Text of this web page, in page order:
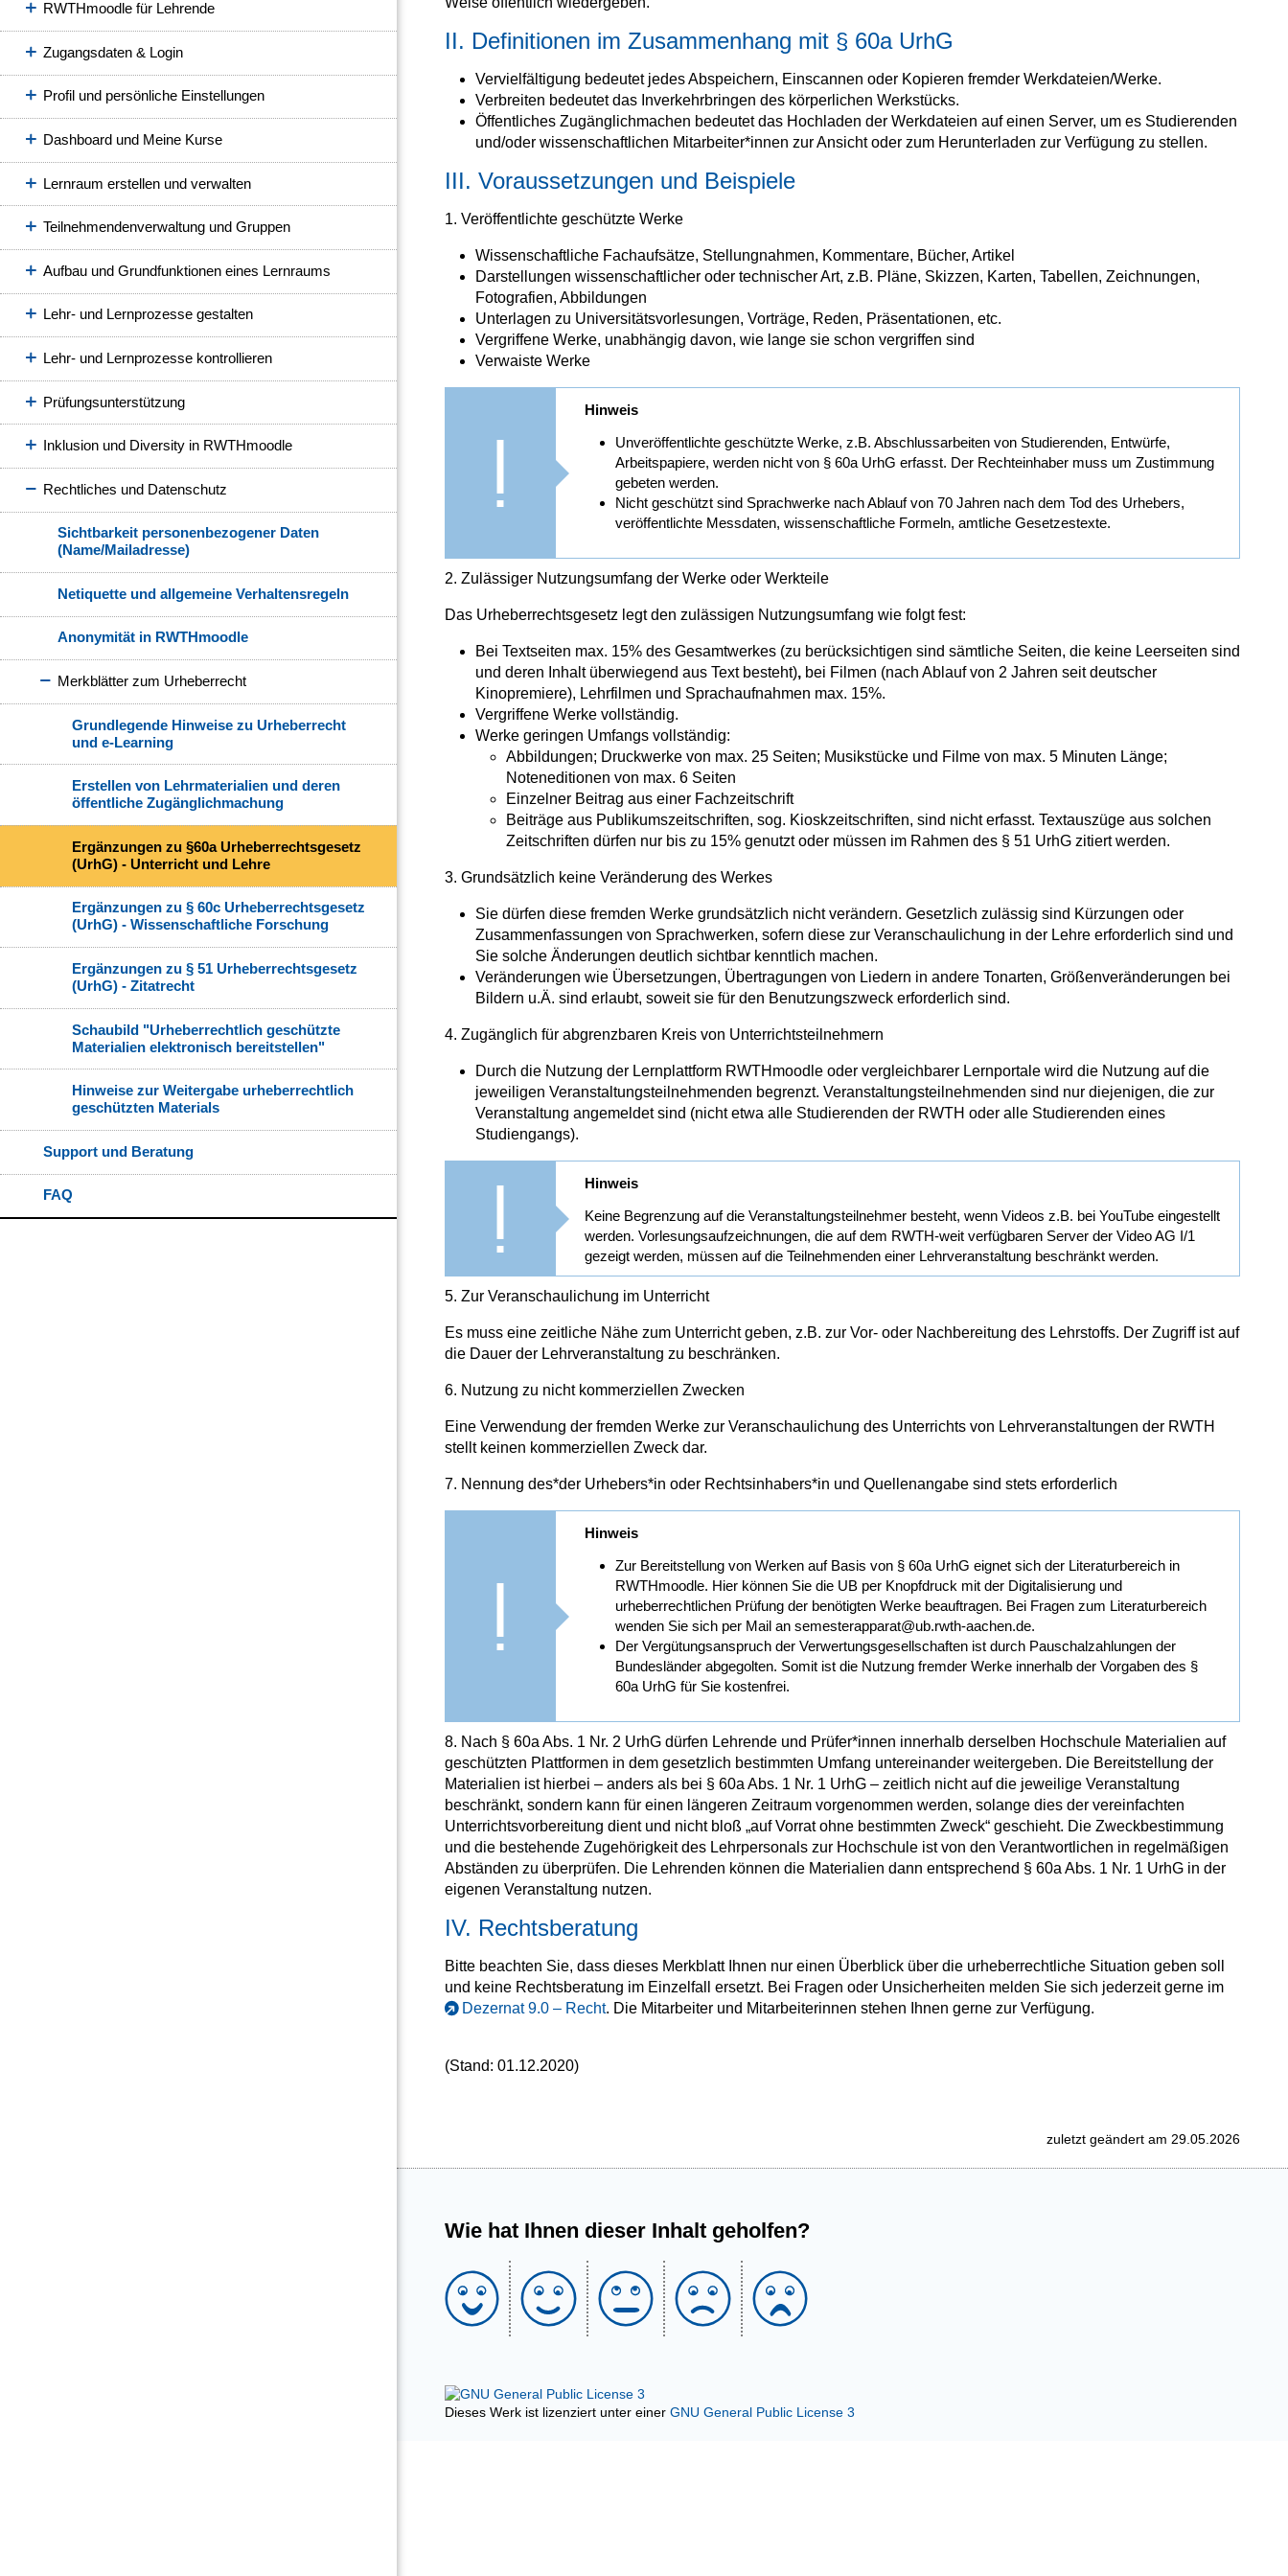
RWTHmoodle für Lehrende
Zugangsdaten & Login
Profil und persönliche Einstellungen
Dashboard und Meine Kurse
Lernraum erstellen und verwalten
Teilnehmendenverwaltung und Gruppen
Aufbau und Grundfunktionen eines Lernraums
Lehr- und Lernprozesse gestalten
Lehr- und Lernprozesse kontrollieren
Prüfungsunterstützung
Inklusion und Diversity in RWTHmoodle
Rechtliches und Datenschutz
Sichtbarkeit personenbezogener Daten
(Name/Mailadresse)
Netiquette und allgemeine Verhaltensregeln
Anonymität in RWTHmoodle
Merkblätter zum Urheberrecht
Grundlegende Hinweise zu Urheberrecht
und e-Learning
Erstellen von Lehrmaterialien und deren
öffentliche Zugänglichmachung
Ergänzungen zu §60a Urheberrechtsgesetz
(UrhG) - Unterricht und Lehre
Ergänzungen zu § 60c Urheberrechtsgesetz
(UrhG) - Wissenschaftliche Forschung
Ergänzungen zu § 51 Urheberrechtsgesetz
(UrhG) - Zitatrecht
​Schaubild "Urheberrechtlich geschützte
Materialien elektronisch bereitstellen"
Hinweise zur Weitergabe urheberrechtlich
geschützten Materials
Support und Beratung
FAQ
II. Definitionen im Zusammenhang mit § 60a UrhG
Vervielfältigung bedeutet jedes Abspeichern, Einscannen oder Kopieren fremder Werkdateien/Werke.
Verbreiten bedeutet das Inverkehrbringen des körperlichen Werkstücks.
Öffentliches Zugänglichmachen bedeutet das Hochladen der Werkdateien auf einen Server, um es Studierenden
und/oder wissenschaftlichen Mitarbeiter*innen zur Ansicht oder zum Herunterladen zur Verfügung zu stellen.
III. Voraussetzungen und Beispiele
1. Veröffentlichte geschützte Werke
Wissenschaftliche Fachaufsätze, Stellungnahmen, Kommentare, Bücher, Artikel
Darstellungen wissenschaftlicher oder technischer Art, z.B. Pläne, Skizzen, Karten, Tabellen, Zeichnungen,
Fotografien, Abbildungen
Unterlagen zu Universitätsvorlesungen, Vorträge, Reden, Präsentationen, etc.
Vergriffene Werke, unabhängig davon, wie lange sie schon vergriffen sind
Verwaiste Werke
Hinweis
Unveröffentlichte geschützte Werke, z.B. Abschlussarbeiten von Studierenden, Entwürfe,
Arbeitspapiere, werden nicht von § 60a UrhG erfasst. Der Rechteinhaber muss um Zustimmung
gebeten werden.
Nicht geschützt sind Sprachwerke nach Ablauf von 70 Jahren nach dem Tod des Urhebers,
veröffentlichte Messdaten, wissenschaftliche Formeln, amtliche Gesetzestexte.
2. Zulässiger Nutzungsumfang der Werke oder Werkteile
Das Urheberrechtsgesetz legt den zulässigen Nutzungsumfang wie folgt fest:
Bei Textseiten max. 15% des Gesamtwerkes (zu berücksichtigen sind sämtliche Seiten, die keine Leerseiten sind
und deren Inhalt überwiegend aus Text besteht), bei Filmen (nach Ablauf von 2 Jahren seit deutscher
Kinopremiere), Lehrfilmen und Sprachaufnahmen max. 15%.
Vergriffene Werke vollständig.
Werke geringen Umfangs vollständig:
Abbildungen; Druckwerke von max. 25 Seiten; Musikstücke und Filme von max. 5 Minuten Länge;
Noteneditionen von max. 6 Seiten
Einzelner Beitrag aus einer Fachzeitschrift
Beiträge aus Publikumszeitschriften, sog. Kioskzeitschriften, sind nicht erfasst. Textauszüge aus solchen
Zeitschriften dürfen nur bis zu 15% genutzt oder müssen im Rahmen des § 51 UrhG zitiert werden.
3. Grundsätzlich keine Veränderung des Werkes
Sie dürfen diese fremden Werke grundsätzlich nicht verändern. Gesetzlich zulässig sind Kürzungen oder
Zusammenfassungen von Sprachwerken, sofern diese zur Veranschaulichung in der Lehre erforderlich sind und
Sie solche Änderungen deutlich sichtbar kenntlich machen.
Veränderungen wie Übersetzungen, Übertragungen von Liedern in andere Tonarten, Größenveränderungen bei
Bildern u.Ä. sind erlaubt, soweit sie für den Benutzungszweck erforderlich sind.
4. Zugänglich für abgrenzbaren Kreis von Unterrichtsteilnehmern
Durch die Nutzung der Lernplattform RWTHmoodle oder vergleichbarer Lernportale wird die Nutzung auf die
jeweiligen Veranstaltungsteilnehmenden begrenzt. Veranstaltungsteilnehmenden sind nur diejenigen, die zur
Veranstaltung angemeldet sind (nicht etwa alle Studierenden der RWTH oder alle Studierenden eines
Studiengangs).
Hinweis
Keine Begrenzung auf die Veranstaltungsteilnehmer besteht, wenn Videos z.B. bei YouTube eingestellt
werden. Vorlesungsaufzeichnungen, die auf dem RWTH-weit verfügbaren Server der Video AG I/1
gezeigt werden, müssen auf die Teilnehmenden einer Lehrveranstaltung beschränkt werden.
5. Zur Veranschaulichung im Unterricht
Es muss eine zeitliche Nähe zum Unterricht geben, z.B. zur Vor- oder Nachbereitung des Lehrstoffs. Der Zugriff ist auf
die Dauer der Lehrveranstaltung zu beschränken.
6. Nutzung zu nicht kommerziellen Zwecken
Eine Verwendung der fremden Werke zur Veranschaulichung des Unterrichts von Lehrveranstaltungen der RWTH
stellt keinen kommerziellen Zweck dar.
7. Nennung des*der Urhebers*in oder Rechtsinhabers*in und Quellenangabe sind stets erforderlich
Hinweis
Zur Bereitstellung von Werken auf Basis von § 60a UrhG eignet sich der Literaturbereich in
RWTHmoodle. Hier können Sie die UB per Knopfdruck mit der Digitalisierung und
urheberrechtlichen Prüfung der benötigten Werke beauftragen. Bei Fragen zum Literaturbereich
wenden Sie sich per Mail an semesterapparat@ub.rwth-aachen.de.
Der Vergütungsanspruch der Verwertungsgesellschaften ist durch Pauschalzahlungen der
Bundesländer abgegolten. Somit ist die Nutzung fremder Werke innerhalb der Vorgaben des §
60a UrhG für Sie kostenfrei.
8. Nach § 60a Abs. 1 Nr. 2 UrhG dürfen Lehrende und Prüfer*innen innerhalb derselben Hochschule Materialien auf
geschützten Plattformen in dem gesetzlich bestimmten Umfang untereinander weitergeben. Die Bereitstellung der
Materialien ist hierbei – anders als bei § 60a Abs. 1 Nr. 1 UrhG – zeitlich nicht auf die jeweilige Veranstaltung
beschränkt, sondern kann für einen längeren Zeitraum vorgenommen werden, solange dies der vereinfachten
Unterrichtsvorbereitung dient und nicht bloß „auf Vorrat ohne bestimmten Zweck“ geschieht. Die Zweckbestimmung
und die bestehende Zugehörigkeit des Lehrpersonals zur Hochschule ist von den Verantwortlichen in regelmäßigen
Abständen zu überprüfen. Die Lehrenden können die Materialien dann entsprechend § 60a Abs. 1 Nr. 1 UrhG in der
eigenen Veranstaltung nutzen.
IV. Rechtsberatung
Bitte beachten Sie, dass dieses Merkblatt Ihnen nur einen Überblick über die urheberrechtliche Situation geben soll
und keine Rechtsberatung im Einzelfall ersetzt. Bei Fragen oder Unsicherheiten melden Sie sich jederzeit gerne im
Dezernat 9.0 – Recht. Die Mitarbeiter und Mitarbeiterinnen stehen Ihnen gerne zur Verfügung.
(Stand: 01.12.2020)
zuletzt geändert am 29.05.2026
Wie hat Ihnen dieser Inhalt geholfen?
Dieses Werk ist lizenziert unter einer GNU General Public License 3